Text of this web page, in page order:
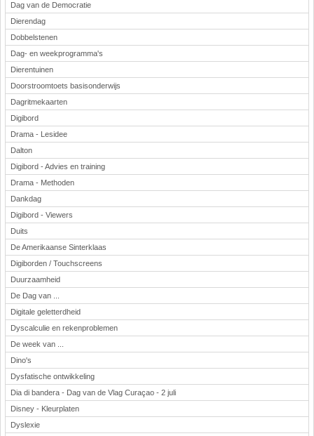
Dag van de Democratie
Dierendag
Dobbelstenen
Dag- en weekprogramma's
Dierentuinen
Doorstroomtoets basisonderwijs
Dagritmekaarten
Digibord
Drama - Lesidee
Dalton
Digibord - Advies en training
Drama - Methoden
Dankdag
Digibord - Viewers
Duits
De Amerikaanse Sinterklaas
Digiborden / Touchscreens
Duurzaamheid
De Dag van ...
Digitale geletterdheid
Dyscalculie en rekenproblemen
De week van ...
Dino's
Dysfatische ontwikkeling
Dia di bandera - Dag van de Vlag Curaçao - 2 juli
Disney - Kleurplaten
Dyslexie